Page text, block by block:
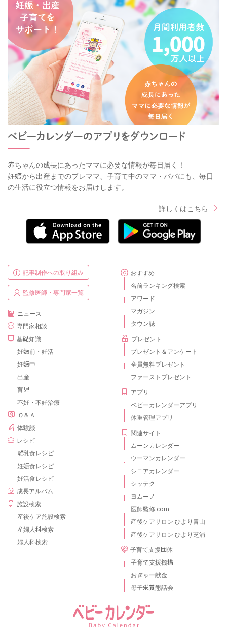
赤ちゃんの成長にあったママに必要な情報が毎日届く！
妊娠から出産までのプレママ、子育て中のママ・パパにも、毎日
の生活に役立つ情報をお届けします。
詳しくはこちら
記事制作への取り組み
監修医師・専門家一覧
ニュース
専門家相談
基礎知識
妊娠前・妊活
妊娠中
出産
育児
不妊・不妊治療
Ｑ＆Ａ
体験談
レシピ
離乳食レシピ
妊娠食レシピ
妊活食レシピ
成長アルバム
施設検索
産後ケア施設検索
産婦人科検索
婦人科検索
おすすめ
名前ランキング検索
アワード
マガジン
タウン誌
プレゼント
プレゼント＆アンケート
全員無料プレゼント
ファーストプレゼント
アプリ
ベビーカレンダーアプリ
体重管理アプリ
関連サイト
ムーンカレンダー
ウーマンカレンダー
シニアカレンダー
シッテク
ヨムーノ
医師監修.com
産後ケアサロン ひより青山
産後ケアサロン ひより芝浦
子育て支援団体
子育て支援機構
おぎゃー献金
母子栄養懇話会